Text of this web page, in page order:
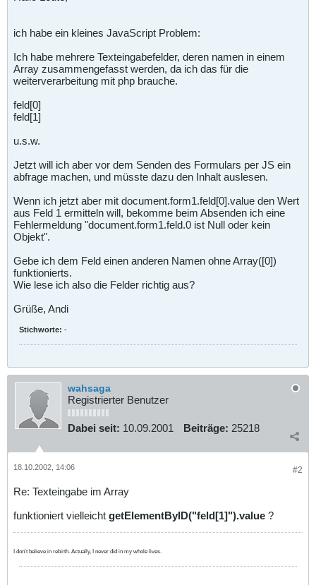
ich habe ein kleines JavaScript Problem:
Ich habe mehrere Texteingabefelder, deren namen in einem
Array zusammengefasst werden, da ich das für die
weiterverarbeitung mit php brauche.
feld[0]
feld[1]
u.s.w.
Jetzt will ich aber vor dem Senden des Formulars per JS ein
abfrage machen, und müsste dazu den Inhalt auslesen.
Wenn ich jetzt aber mit document.form1.feld[0].value den Wert
aus Feld 1 ermitteln will, bekomme beim Absenden ich eine
Fehlermeldung "document.form1.feld.0 ist Null oder kein
Objekt".
Gebe ich dem Feld einen anderen Namen ohne Array([0])
funktionierts.
Wie lese ich also die Felder richtig aus?
Grüße, Andi
Stichworte: -
wahsaga
Registrierter Benutzer
Dabei seit: 10.09.2001 Beiträge: 25218
#2
18.10.2002, 14:06
Re: Texteingabe im Array
funktioniert vielleicht getElementByID("feld[1]").value ?
I don't believe in rebirth. Actually, I never did in my whole lives.